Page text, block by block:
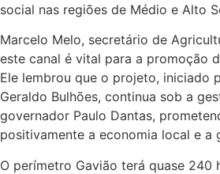
social nas regiões de Médio e Alto
Marcelo Melo, secretário de
este canal é vital para a promoção
Ele lembrou que o projeto, iniciado
Geraldo Bulhões, continua sob a
governador Paulo Dantas,
positivamente a economia local e a
O perímetro Gavião terá quase 240